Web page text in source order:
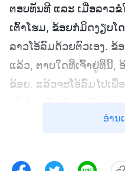
ຕອບທັນທີ ແລະ ເມື່ອລາວ
ເຕົ້າໂຮມ, ຂ້ອຍກໍມິດງຽບ
ລາວໂອ້ລົມດ້ວຍຕົວເອງ. ຂ້
ແລ້ວ, ຕາບໃດທີ່ເຈົ້າຢູ່ທີ່ນີ້,
ຂ້ອຍ. ແລ້ວຈະໂອ້ລົມໄປເພື່
ລາວໂອ້ລົມແລ້ວ. ຂ້ອຍຄິດ
ຫຼາຍ. ດັ່ງນັ້ນ, ຂ້ອຍຈຶ່ງເວົ້າ
ອ່ານ